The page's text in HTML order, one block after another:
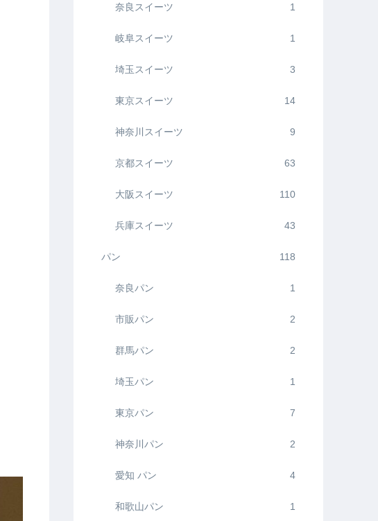
奈良スイーツ 1
岐阜スイーツ 1
埼玉スイーツ 3
東京スイーツ 14
神奈川スイーツ 9
京都スイーツ 63
大阪スイーツ 110
兵庫スイーツ 43
パン 118
奈良パン 1
市販パン 2
群馬パン 2
埼玉パン 1
東京パン 7
神奈川パン 2
愛知 パン 4
和歌山パン 1